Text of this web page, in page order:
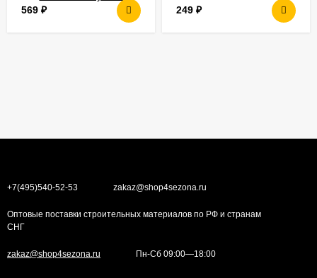
569 ₽ 249 ₽
+7(495)540-52-53 zakaz@shop4sezona.ru
Оптовые поставки строительных материалов по РФ и странам
СНГ
zakaz@shop4sezona.ru Пн-Сб 09:00—18:00